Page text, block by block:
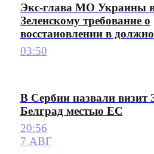
Экс-глава МО Украины
Зеленскому требование о
восстановлении в
03:50
В Сербии назвали визит
Белград местью ЕС
20:56
7 АВГ